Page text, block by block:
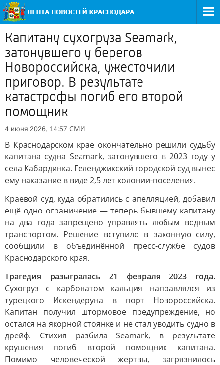
Капитану сухогруза Seamark,
затонувшего у берегов
Новороссийска, ужесточили
приговор. В результате
катастрофы погиб его второй
помощник
4 июня 2026, 14:57 СМИ
В Краснодарском крае окончательно решили судьбу
капитана судна Seamark, затонувшего в 2023 году у
села Кабардинка. Геленджикский городской суд вынес
ему наказание в виде 2,5 лет колонии-поселения.
Краевой суд, куда обратились с апелляцией, добавил
ещё одно ограничение — теперь бывшему капитану
на два года запрещено управлять любым водным
транспортом. Решение вступило в законную силу,
сообщили в объединённой пресс-службе судов
Краснодарского края.
Трагедия разыгралась 21 февраля 2023 года.
Сухогруз с карбонатом кальция направлялся из
турецкого Искендеруна в порт Новороссийска.
Капитан получил штормовое предупреждение, но
остался на якорной стоянке и не стал уводить судно в
дрейф. Стихия разбила Seamark, в результате
крушения погиб второй помощник капитана.
Помимо человеческой жертвы, загрязнилось